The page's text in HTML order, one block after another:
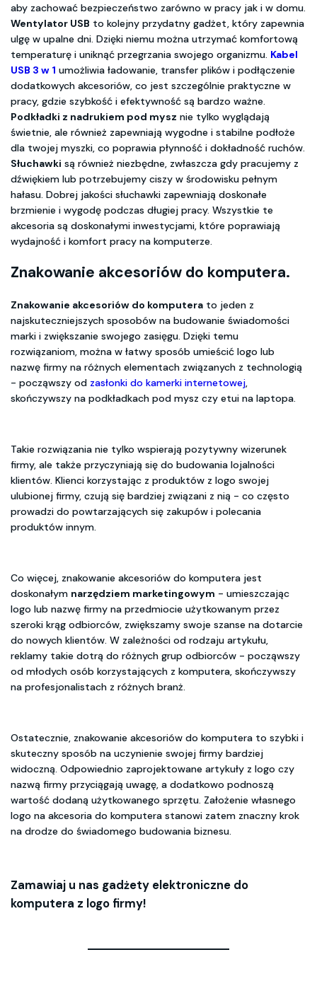
aby zachować bezpieczeństwo zarówno w pracy jak i w domu.
Wentylator USB to kolejny przydatny gadżet, który zapewnia
ulgę w upalne dni. Dzięki niemu można utrzymać komfortową
temperaturę i uniknąć przegrzania swojego organizmu. Kabel
USB 3 w 1 umożliwia ładowanie, transfer plików i podłączenie
dodatkowych akcesoriów, co jest szczególnie praktyczne w
pracy, gdzie szybkość i efektywność są bardzo ważne.
Podkładki z nadrukiem pod mysz nie tylko wyglądają
świetnie, ale również zapewniają wygodne i stabilne podłoże
dla twojej myszki, co poprawia płynność i dokładność ruchów.
Słuchawki są również niezbędne, zwłaszcza gdy pracujemy z
dźwiękiem lub potrzebujemy ciszy w środowisku pełnym
hałasu. Dobrej jakości słuchawki zapewniają doskonałe
brzmienie i wygodę podczas długiej pracy. Wszystkie te
akcesoria są doskonałymi inwestycjami, które poprawiają
wydajność i komfort pracy na komputerze.
Znakowanie akcesoriów do komputera.
Znakowanie akcesoriów do komputera to jeden z
najskuteczniejszych sposobów na budowanie świadomości
marki i zwiększanie swojego zasięgu. Dzięki temu
rozwiązaniom, można w łatwy sposób umieścić logo lub
nazwę firmy na różnych elementach związanych z technologią
- począwszy od zasłonki do kamerki internetowej,
skończywszy na podkładkach pod mysz czy etui na laptopa.
Takie rozwiązania nie tylko wspierają pozytywny wizerunek
firmy, ale także przyczyniają się do budowania lojalności
klientów. Klienci korzystając z produktów z logo swojej
ulubionej firmy, czują się bardziej związani z nią - co często
prowadzi do powtarzających się zakupów i polecania
produktów innym.
Co więcej, znakowanie akcesoriów do komputera jest
doskonałym narzędziem marketingowym - umieszczając
logo lub nazwę firmy na przedmiocie użytkowanym przez
szeroki krąg odbiorców, zwiększamy swoje szanse na dotarcie
do nowych klientów. W zależności od rodzaju artykułu,
reklamy takie dotrą do różnych grup odbiorców - począwszy
od młodych osób korzystających z komputera, skończywszy
na profesjonalistach z różnych branż.
Ostatecznie, znakowanie akcesoriów do komputera to szybki i
skuteczny sposób na uczynienie swojej firmy bardziej
widoczną. Odpowiednio zaprojektowane artykuły z logo czy
nazwą firmy przyciągają uwagę, a dodatkowo podnoszą
wartość dodaną użytkowanego sprzętu. Założenie własnego
logo na akcesoria do komputera stanowi zatem znaczny krok
na drodze do świadomego budowania biznesu.
Zamawiaj u nas gadżety elektroniczne do
komputera z logo firmy!